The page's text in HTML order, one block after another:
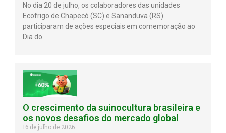
No dia 20 de julho, os colaboradores das unidades
Ecofrigo de Chapecó (SC) e Sananduva (RS)
participaram de ações especiais em comemoração ao
Dia do
O crescimento da suinocultura brasileira e
os novos desafios do mercado global
16 de julho de 2026